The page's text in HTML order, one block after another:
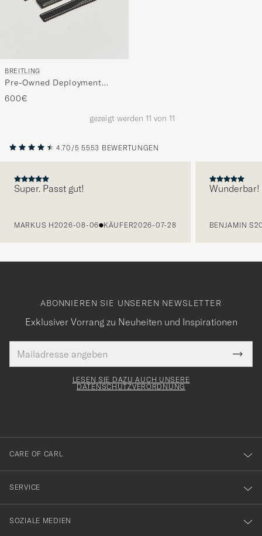
BREITLING
Pre-Owned Deployment
Clasp - 2 Leather 22mm
600€
gezeigt werden 11 von 11
4.70/5 5553 BEWERTUNGEN
Super. Passt gut!
MARKUS H2026-08-06 KÄUFER2026-07-28
Wunderbar!
BENJAMIN S
ABONNIEREN SIE UNSEREN NEWSLETTER
Exklusiver Vorrang zu Neuheiten und Inspirationen
Mail
Adresse
Tack
för
dig
till
vårt
nyhetsbrev!
LESEN SIE DAZU AUCH UNSERE
DATENSCHUTZVERORDNUNG
CARE OF CARL
SERVICE
SOZIALE MEDIEN